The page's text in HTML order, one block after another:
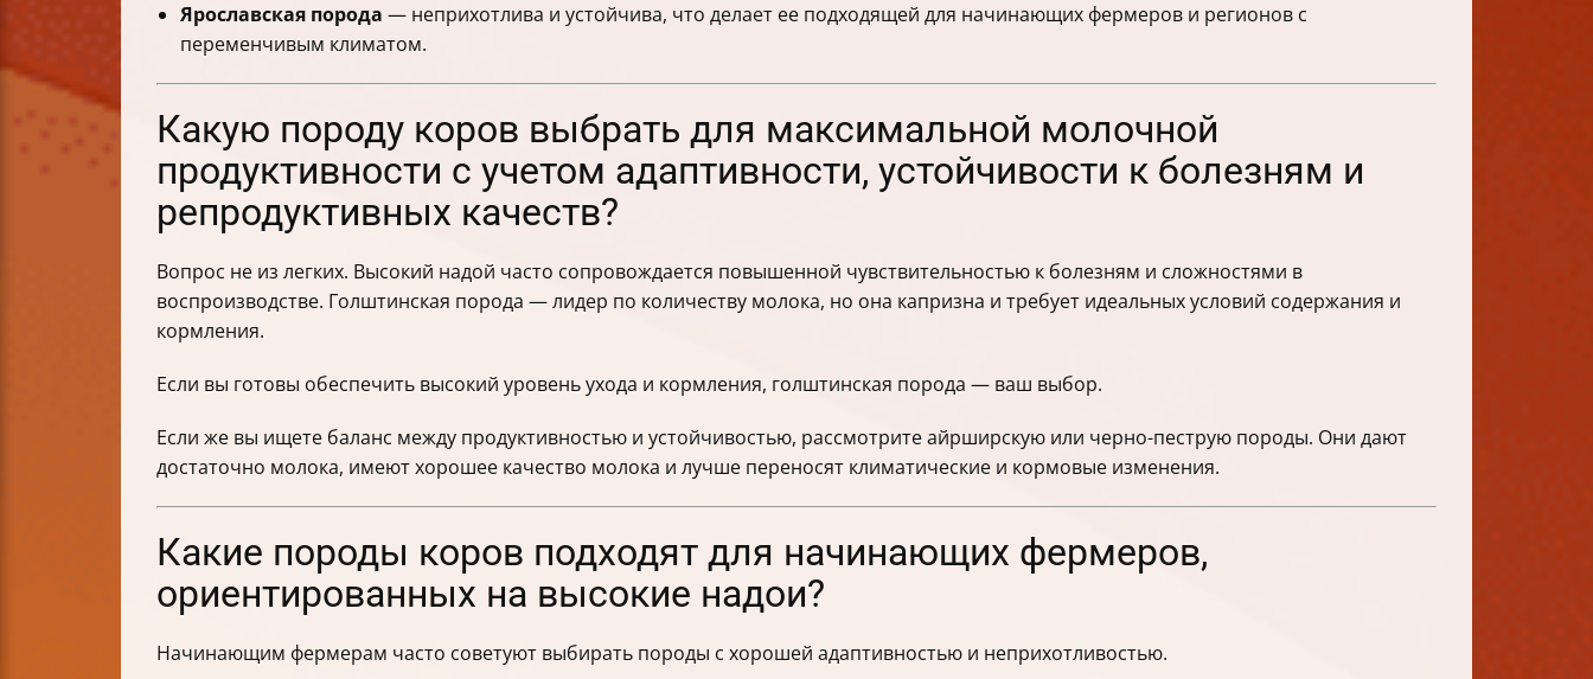
Ярославская порода — неприхотлива и устойчива, что делает ее подходящей для начинающих фермеров и регионов с
переменчивым климатом.
Какую породу коров выбрать для максимальной молочной
продуктивности с учетом адаптивности, устойчивости к болезням и
репродуктивных качеств?
Вопрос не из легких. Высокий надой часто сопровождается повышенной чувствительностью к болезням и сложностями в
воспроизводстве. Голштинская порода — лидер по количеству молока, но она капризна и требует идеальных условий содержания и
кормления.
Если вы готовы обеспечить высокий уровень ухода и кормления, голштинская порода — ваш выбор.
Если же вы ищете баланс между продуктивностью и устойчивостью, рассмотрите айрширскую или черно-пеструю породы. Они дают
достаточно молока, имеют хорошее качество молока и лучше переносят климатические и кормовые изменения.
Какие породы коров подходят для начинающих фермеров,
ориентированных на высокие надои?
Начинающим фермерам часто советуют выбирать породы с хорошей адаптивностью и неприхотливостью.